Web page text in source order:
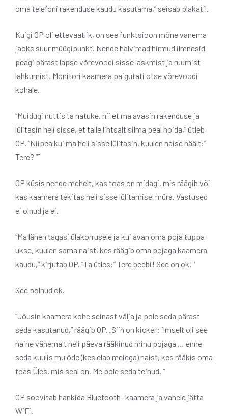
oma telefoni rakenduse kaudu kasutama,” seisab plakatil.
Kuigi OP oli ettevaatlik, on see funktsioon mõne vanema
jaoks suur müügipunkt. Nende halvimad hirmud ilmnesid
peagi pärast lapse võrevoodi sisse laskmist ja ruumist
lahkumist. Monitori kaamera paigutati otse võrevoodi
kohale.
“Muidugi nuttis ta natuke, nii et ma avasin rakenduse ja
lülitasin heli sisse, et talle lihtsalt silma peal hoida,” ütleb
OP. “Niipea kui ma heli sisse lülitasin, kuulen naise häält:”
Tere? “”
OP küsis nende mehelt, kas toas on midagi, mis räägib või
kas kaamera tekitas heli sisse lülitamisel müra. Vastused
ei olnud ja ei.
“Ma lähen tagasi ülakorrusele ja kui avan oma poja tuppa
ukse, kuulen sama naist, kes räägib oma pojaga kaamera
kaudu,” kirjutab OP. “Ta ütles:” Tere beebi! See on ok! ‘
See polnud ok.
“Jõusin kaamera kohe seinast välja ja pole seda pärast
seda kasutanud,” räägib OP. „Siin on kicker: ilmselt oli see
naine vähemalt neli päeva rääkinud minu pojaga … enne
seda kuulis mu õde (kes elab meiega) naist, kes rääkis oma
toas Üles, mis seal on. Me pole seda teinud. ”
OP soovitab hankida Bluetooth -kaamera ja vahele jätta
WiFi.